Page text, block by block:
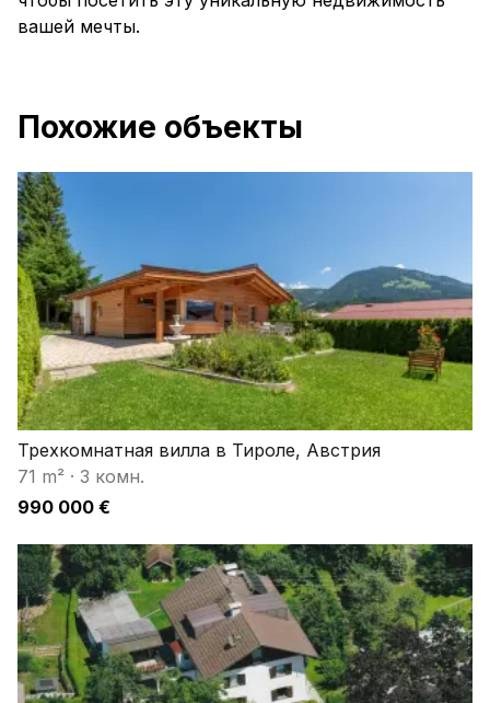
вашей мечты.
Похожие объекты
Трехкомнатная вилла в Тироле, Австрия
71 m² · 3 комн.
990 000 €